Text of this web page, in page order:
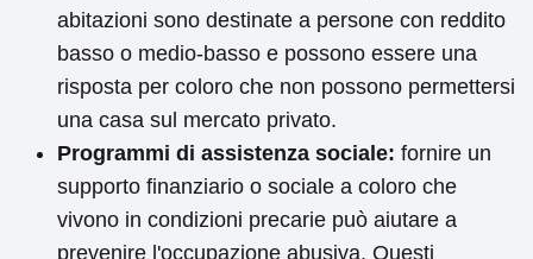
abitazioni sono destinate a persone con reddito
basso o medio-basso e possono essere una
risposta per coloro che non possono permettersi
una casa sul mercato privato.
Programmi di assistenza sociale: fornire un
supporto finanziario o sociale a coloro che
vivono in condizioni precarie può aiutare a
prevenire l'occupazione abusiva. Questi